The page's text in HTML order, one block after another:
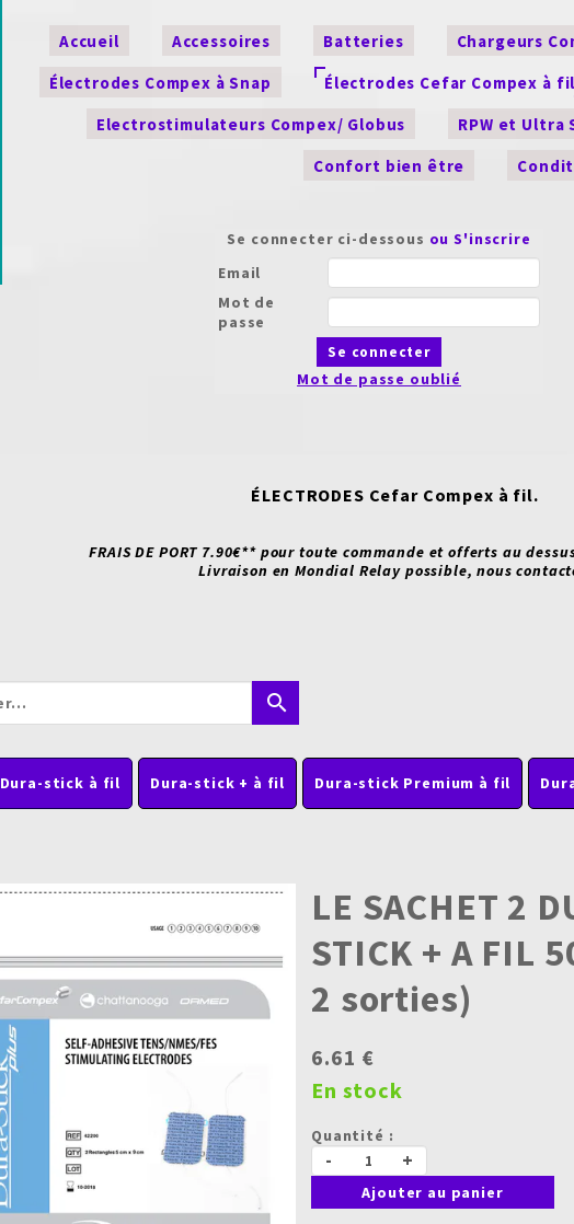
Accueil Accessoires Batteries Chargeurs
Électrodes Compex à Snap
Électrodes Cefar Compex à fil
Electrostimulateurs Compex/ Globus
RPW et Ultra
Confort bien être
Se connecter ci-dessous ou S'inscrire
Email
Mot de
passe
Se connecter
Mot de passe oublié
ÉLECTRODES Cefar Compex à fil.
FRAIS DE PORT 7.90€** pour toute commande et offerts au
Livraison en Mondial Relay possible, nous
search
Dura-stick à fil Dura-stick + à fil Dura-stick Premium à fil
LE SACHET 2
STICK + A FIL
2 sorties)
6.61 €
En stock
Quantité :
- +
Ajouter au panier